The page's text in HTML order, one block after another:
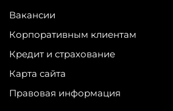
Вакансии
Корпоративным клиентам
Кредит и страхование
Карта сайта
Правовая информация